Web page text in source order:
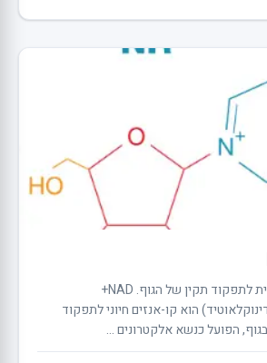
+NAD: מולקולה חיונית לתפקוד תקין של הגוף. NAD+
הוא קו-אנזים חיוני לתפקוד
הפועל כנשא אלקטרונים ...